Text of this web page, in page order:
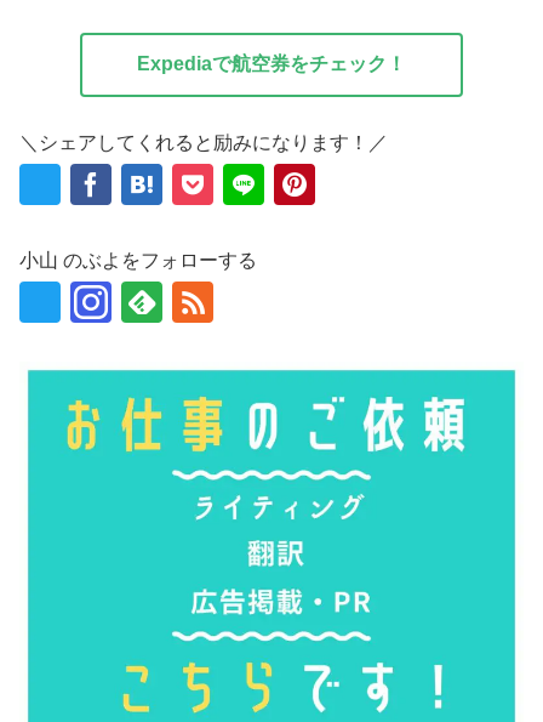
Expediaで航空券をチェック！
＼シェアしてくれると励みになります！／
小山 のぶよをフォローする